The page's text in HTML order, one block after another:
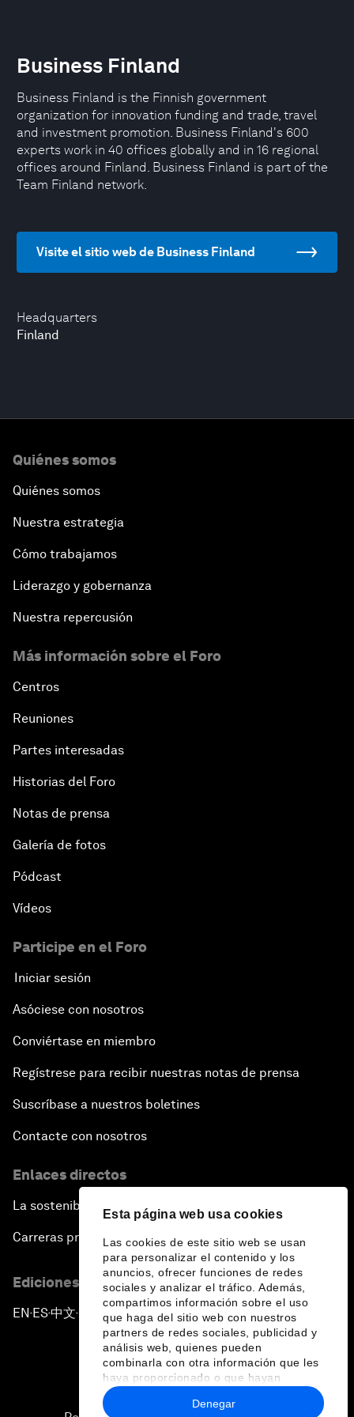
Esta página web usa cookies
Las cookies de este sitio web se usan
para personalizar el contenido y los
anuncios, ofrecer funciones de redes
sociales y analizar el tráfico. Además,
compartimos información sobre el uso
que haga del sitio web con nuestros
partners de redes sociales, publicidad y
análisis web, quienes pueden
combinarla con otra información que les
haya proporcionado o que hayan
recopilado a partir del uso que haya
hecho de sus servicios.
Denegar
Headquarters
Finland
Business Finland
Business Finland is the Finnish government
organization for innovation funding and trade, travel
and investment promotion. Business Finland's 600
experts work in 40 offices globally and in 16 regional
offices around Finland. Business Finland is part of the
Team Finland network.
Visite el sitio web de Business Finland
Quiénes somos
Quiénes somos
Nuestra estrategia
Cómo trabajamos
Liderazgo y gobernanza
Nuestra repercusión
Más información sobre el Foro
Centros
Reuniones
Partes interesadas
Historias del Foro
Notas de prensa
Galería de fotos
Pódcast
Vídeos
Participe en el Foro
Iniciar sesión
Asóciese con nosotros
Conviértase en miembro
Regístrese para recibir nuestras notas de prensa
Suscríbase a nuestros boletines
Contacte con nosotros
Enlaces directos
La sostenibilidad en el Foro
Carreras profesionales
Ediciones en otros idiomas
EN ▪ES▪中文▪ 日本語